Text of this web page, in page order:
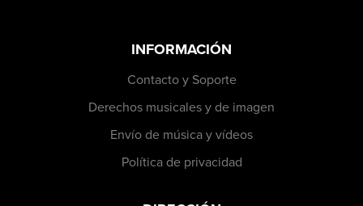
INFORMACIÓN
Contacto y Soporte
Derechos musicales y de imagen
Envío de música y vídeos
Política de privacidad